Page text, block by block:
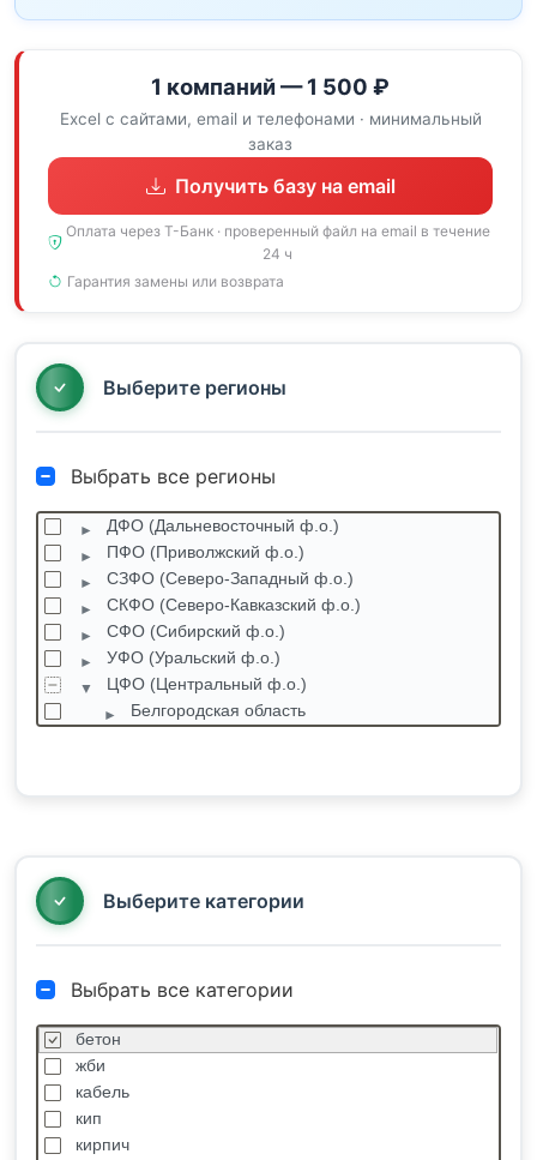
1 компаний — 1 500 ₽
Excel с сайтами, email и телефонами · минимальный
заказ
Получить базу на email
Оплата через Т-Банк · проверенный файл на email в течение
24 ч
Гарантия замены или возврата
Выберите регионы
Выбрать все регионы
ДФО (Дальневосточный ф.о.)
ПФО (Приволжский ф.о.)
СЗФО (Северо-Западный ф.о.)
СКФО (Северо-Кавказский ф.о.)
СФО (Сибирский ф.о.)
УФО (Уральский ф.о.)
ЦФО (Центральный ф.о.)
Белгородская область
Выберите категории
Выбрать все категории
бетон
жби
кабель
кип
кирпич